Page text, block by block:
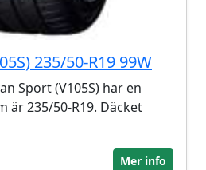
235/50-R19 99W
Sport (V105S) har en
är 235/50-R19. Däcket
Mer info